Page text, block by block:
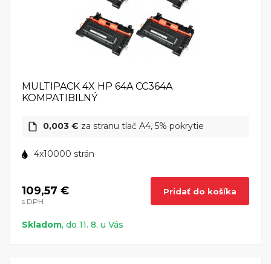
MULTIPACK 4X HP 64A CC364A
KOMPATIBILNÝ
0,003 € za stranu tlač A4, 5% pokrytie
4x10000 strán
109,57 €
s DPH
Pridať do košíka
Skladom, do 11. 8. u Vás